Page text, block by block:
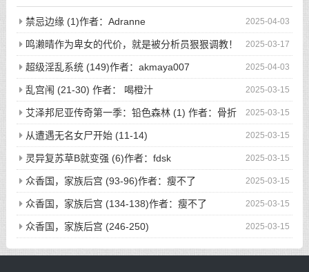
2025-04-03
禁忌边缘 (1)作者：Adranne
2025-03-17
鸣濑晴作为卑女的代价，就是被分析员狠狠调教！
(完)作者：空琉lemon
2025-04-03
超级淫乱系统 (149)作者：akmaya007
2025-03-15
乱宫闱 (21-30) 作者： 喝橙汁
2025-03-15
艾泽邦尼亚传奇第一季：铅色森林 (1) 作者：骨折
的海绵体
2025-03-15
从遭遇无名女尸开始 (11-14)
2025-03-15
灵异复苏草B就变强 (6)作者：fdsk
2025-03-15
众香国，家族后宫 (93-96)作者：瘦不了
2025-03-15
众香国，家族后宫 (134-138)作者：瘦不了
2025-03-15
众香国，家族后宫 (246-250)